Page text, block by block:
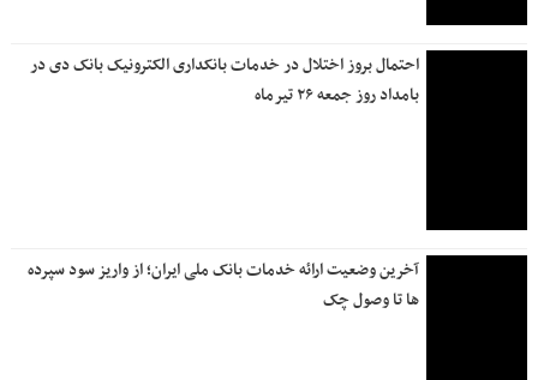
احتمال بروز اختلال در خدمات بانکداری الکترونیک بانک دی در
بامداد روز جمعه ۲۶ تیرماه
آخرین وضعیت ارائه خدمات بانک ملی ایران؛ از واریز سود سپرده
ها تا وصول چک